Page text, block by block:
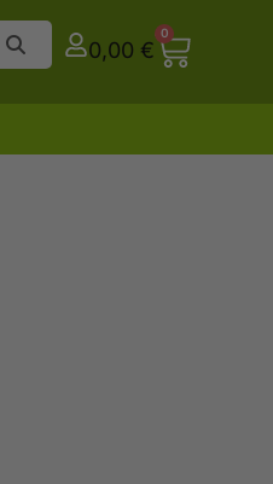
0,00 €
0